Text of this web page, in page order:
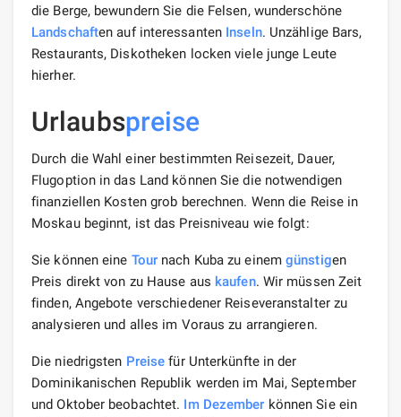
die Berge, bewundern Sie die Felsen, wunderschöne
Landschaften auf interessanten Inseln. Unzählige Bars,
Restaurants, Diskotheken locken viele junge Leute
hierher.
Urlaubspreise
Durch die Wahl einer bestimmten Reisezeit, Dauer,
Flugoption in das Land können Sie die notwendigen
finanziellen Kosten grob berechnen. Wenn die Reise in
Moskau beginnt, ist das Preisniveau wie folgt:
Sie können eine Tour nach Kuba zu einemgünstigen
Preis direkt von zu Hause aus kaufen. Wir müssen Zeit
finden, Angebote verschiedener Reiseveranstalter zu
analysieren und alles im Voraus zu arrangieren.
Die niedrigsten Preise für Unterkünfte in der
Dominikanischen Republik werden im Mai, September
und Oktober beobachtet. Im Dezember können Sie ein